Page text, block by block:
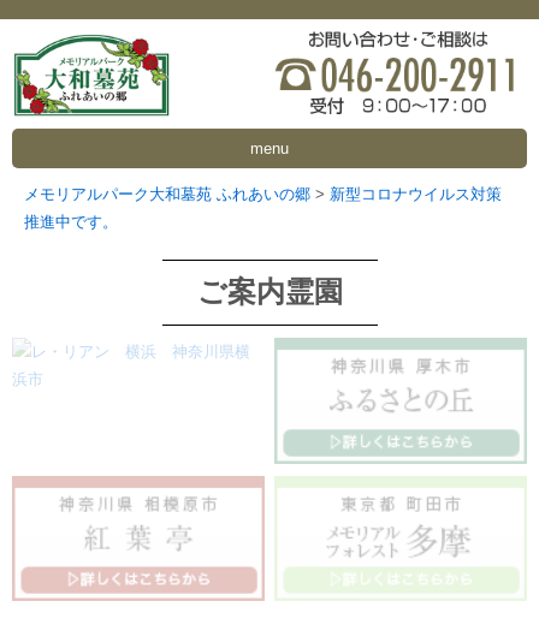
menu
メモリアルパーク大和墓苑 ふれあいの郷 > 新型コロナウイルス対策
推進中です。
ご案内霊園